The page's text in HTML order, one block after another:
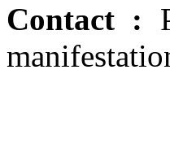
Contact :